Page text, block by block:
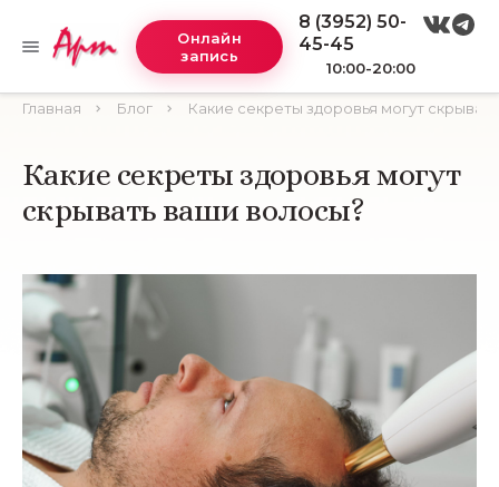
Онлайн
запись
8 (3952) 50-
45-45
10:00-20:00
Главная Блог Какие секреты здоровья могут
Какие секреты здоровья могут
скрывать ваши волосы?